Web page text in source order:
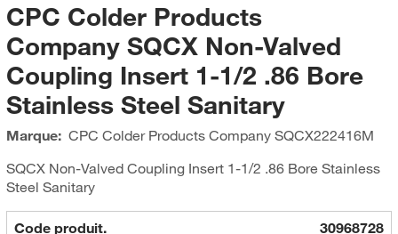
CPC Colder Products
Company SQCX Non-Valved
Coupling Insert 1-1/2 .86 Bore
Stainless Steel Sanitary
Marque: CPC Colder Products CompanySQCX222416M
SQCX Non-Valved Coupling Insert 1-1/2 .86 Bore Stainless
Steel Sanitary
Code produit. 30968728